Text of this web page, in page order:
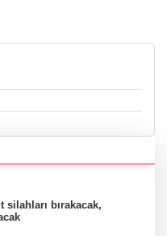
silahları bırakacak,